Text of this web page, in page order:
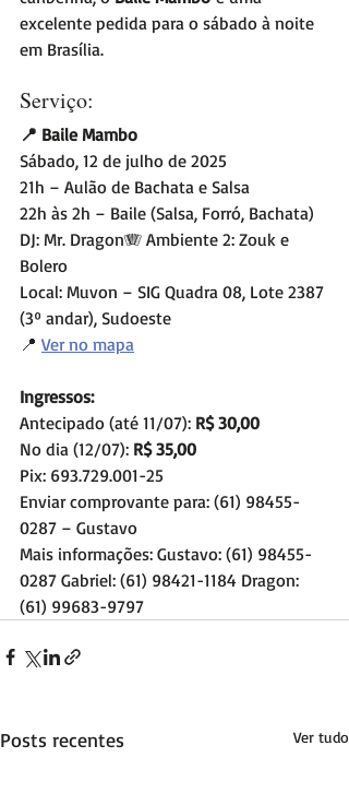
excelente pedida para o sábado à noite
em Brasília.
Serviço:
📍 Baile Mambo
Sábado, 12 de julho de 2025
21h – Aulão de Bachata e Salsa
22h às 2h – Baile (Salsa, Forró, Bachata)
DJ: Mr. Dragon🪗 Ambiente 2: Zouk e
Bolero
Local: Muvon – SIG Quadra 08, Lote 2387
(3º andar), Sudoeste
📍 Ver no mapa
Ingressos:
Antecipado (até 11/07): R$ 30,00
No dia (12/07): R$ 35,00
Pix: 693.729.001-25
Enviar comprovante para: (61) 98455-
0287 – Gustavo
Mais informações: Gustavo: (61) 98455-
0287 Gabriel: (61) 98421-1184 Dragon:
(61) 99683-9797
Posts recentes Ver tudo